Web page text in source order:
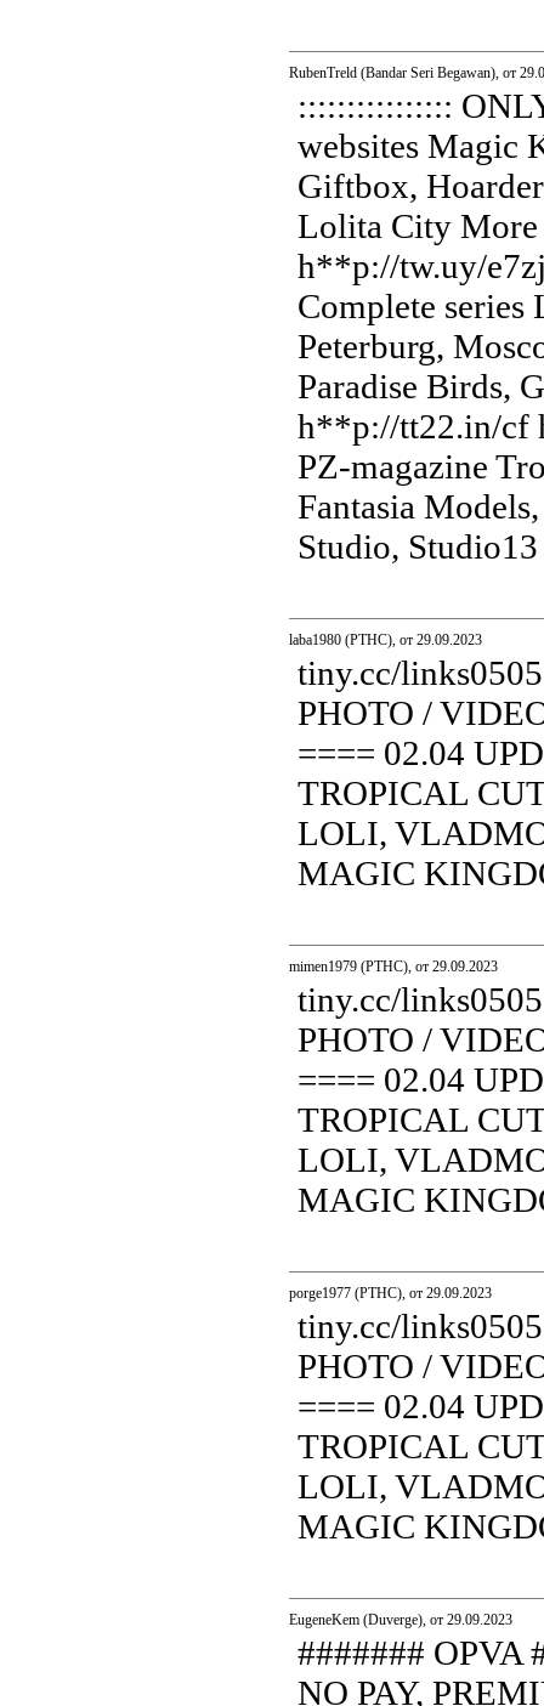
RubenTreld (Bandar Seri Begawan), от
::::::::::::::::
websites Magic
Giftbox,
Lolita City More
h**p://tw.uy/
Complete
Peterburg,
Paradise Birds,
h**p://tt22.in/cf
PZ-magazine
Fantasia
Studio,
laba1980 (PTHC), от 29.09.2023
tiny.cc/
PHOTO /
==== 02.04
TROPICAL
LOLI,
MAGIC
mimen1979 (PTHC), от 29.09.2023
tiny.cc/
PHOTO /
==== 02.04
TROPICAL
LOLI,
MAGIC
porge1977 (PTHC), от 29.09.2023
tiny.cc/
PHOTO /
==== 02.04
TROPICAL
LOLI,
MAGIC
EugeneKem (Duverge), от 29.09.2023
#######
NO PAY,